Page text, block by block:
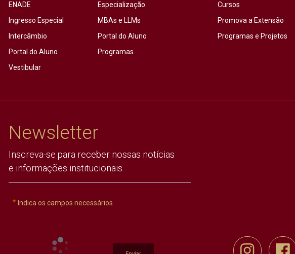
ENADE
Ingresso Especial
Intercâmbio
Portal do Aluno
Vestibular
Especialização
MBAs e LLMs
Portal do Aluno
Programas
Cursos
Promova a Extensão
Programas e Projetos
Newsletter
Inscreva-se para receber nossas notícias
e informações institucionais.
Indica os campos necessários